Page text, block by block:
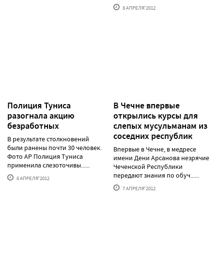
8 АПРЕЛЯ'2012
Полиция Туниса
разогнала акцию
безработных
В результате столкновений
были ранены почти 30 человек.
Фото АР Полиция Туниса
применила слезоточивы......
8 АПРЕЛЯ'2012
В Чечне впервые
открылись курсы для
слепых мусульманам из
соседних республик
Впервые в Чечне, в медресе
имени Дени Арсанова незрячие
Чеченской Республики
передают знания по обуч......
7 АПРЕЛЯ'2012